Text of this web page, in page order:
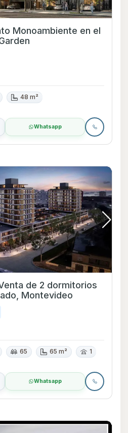
Monoambiente en el
48 m²
Whatsapp
de 2 dormitorios
Montevideo
65 65 m² 1
Whatsapp